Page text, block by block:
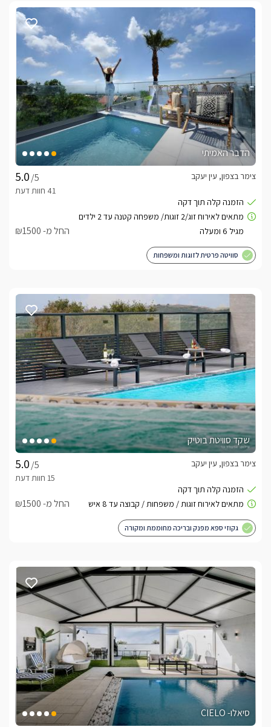
הדבר האמיתי
/5
צימר בצפון, עין יעקב
החל מ- ₪1500
סוויטה פרטית לזוגות ומשפחות
שקד סוויטת בוטיק
/5
צימר בצפון, עין יעקב
החל מ- ₪1500
גקוזי ספא מפנק ובריכה מחוממת ומקורה
סיאלו- CIELO